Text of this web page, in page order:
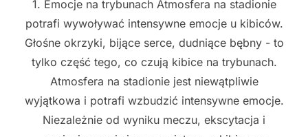
1. Emocje na trybunach Atmosfera na stadionie
potrafi wywoływać intensywne emocje u kibiców.
Głośne okrzyki, bijące serce, dudniące bębny - to
tylko część tego, co czują kibice na trybunach.
Atmosfera na stadionie jest niewątpliwie
wyjątkowa i potrafi wzbudzić intensywne emocje.
Niezależnie od wyniku meczu, ekscytacja i